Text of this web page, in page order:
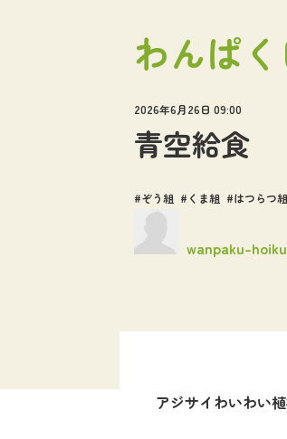
わんぱ
2026年6月26日 09:00
青空給食
ぞう組 くま組 はつらつ組
wanpaku-
アジサイわいわい